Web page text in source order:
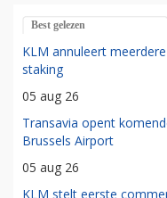
Best gelezen
KLM annuleert
staking
05 aug 26
Transavia opent
Brussels Airport
05 aug 26
KLM stelt eerste